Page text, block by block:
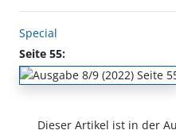
Special
Seite 55:
Dieser Artikel ist in der